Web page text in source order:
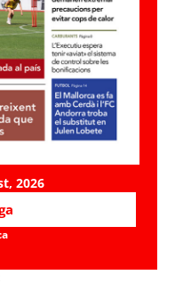
2026